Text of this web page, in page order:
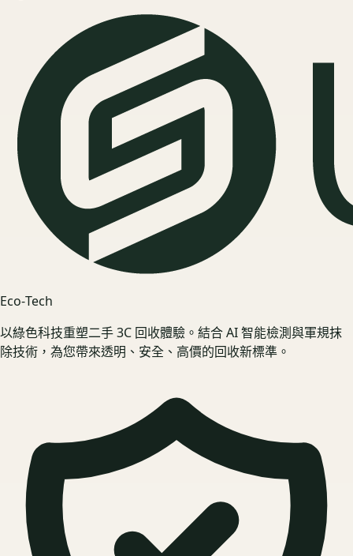
Eco‑Tech
以綠色科技重塑二手 3C 回收體驗。結合 AI 智能檢測與軍規抹
除技術，為您帶來透明、安全、高價的回收新標準。